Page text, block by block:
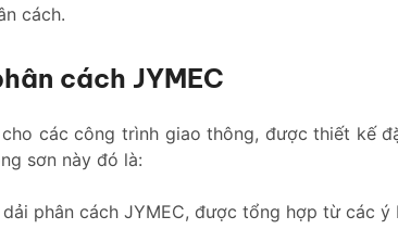
cách.
cách JYMEC
các công trình giao thông, được thiết kế
sơn này đó là:
phân cách JYMEC, được tổng hợp từ các ý